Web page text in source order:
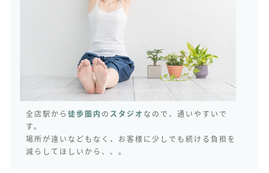
全店駅から 徒歩圏内 の スタジオ なので、通いやすいで
す。
場所が遠いなどもなく、お客様に少しでも続ける負担を
減らしてほしいから、、。